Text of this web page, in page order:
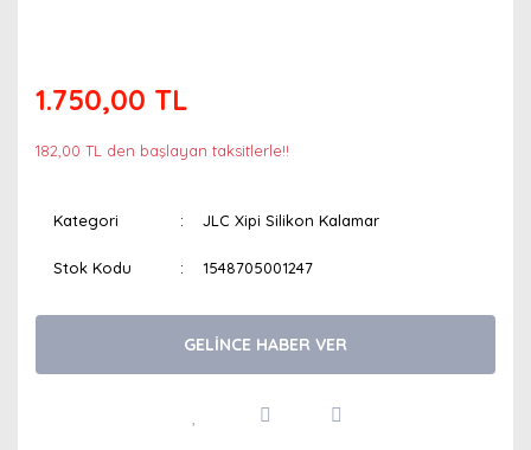
1.750,00 TL
182,00 TL den başlayan taksitlerle!!
Kategori JLC Xipi Silikon Kalamar
Stok Kodu 1548705001247
GELİNCE HABER VER